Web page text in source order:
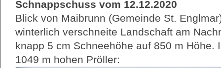
Schnappschuss vom 12.12.2020
Blick von Maibrunn (Gemeinde St.
winterlich verschneite Landschaft am
knapp 5 cm Schneehöhe auf 850 m Höhe.
1049 m hohen Pröller: